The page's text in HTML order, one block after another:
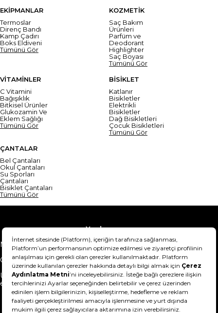
EKİPMANLAR
Termoslar
Direnç Bandı
Kamp Çadırı
Boks Eldiveni
Tümünü Gör
KOZMETİK
Saç Bakım
Ürünleri
Parfüm ve
Deodorant
Highlighter
Saç Boyası
Tümünü Gör
VİTAMİNLER
C Vitamini
Bağışıklık
Bitkisel Ürünler
Glukozamin Ve
Eklem Sağlığı
Tümünü Gör
BİSİKLET
Katlanır
Bisikletler
Elektrikli
Bisikletler
Dağ Bisikletleri
Çocuk Bisikletleri
Tümünü Gör
ÇANTALAR
Bel Çantaları
Okul Çantaları
Su Sporları
Çantaları
Bisiklet Çantaları
Tümünü Gör
Yardım
Mesafeli Satış Sözleşmesi
Teslimat Bilgisi
Gizlilik Sözleşmesi
Şartlar & Koşullar
Ürünümü nasıl iade
edebilirim?
Hakkımızda